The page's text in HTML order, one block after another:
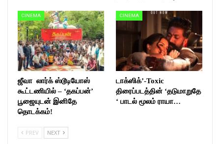
CINEMA
ஜீவா லார்க் ஸ்டூடியோஸ்
கூட்டணியில் – ‘தகப்பன்’
பூஜையுடன் இனிதே
தொடக்கம்!
CINEMA
டாக்ஸிக்’-Toxic
திரைப்படத்தின் ‘தடுமாறுதே
‘ பாடல் மூலம் ராயா…
PREV NEXT